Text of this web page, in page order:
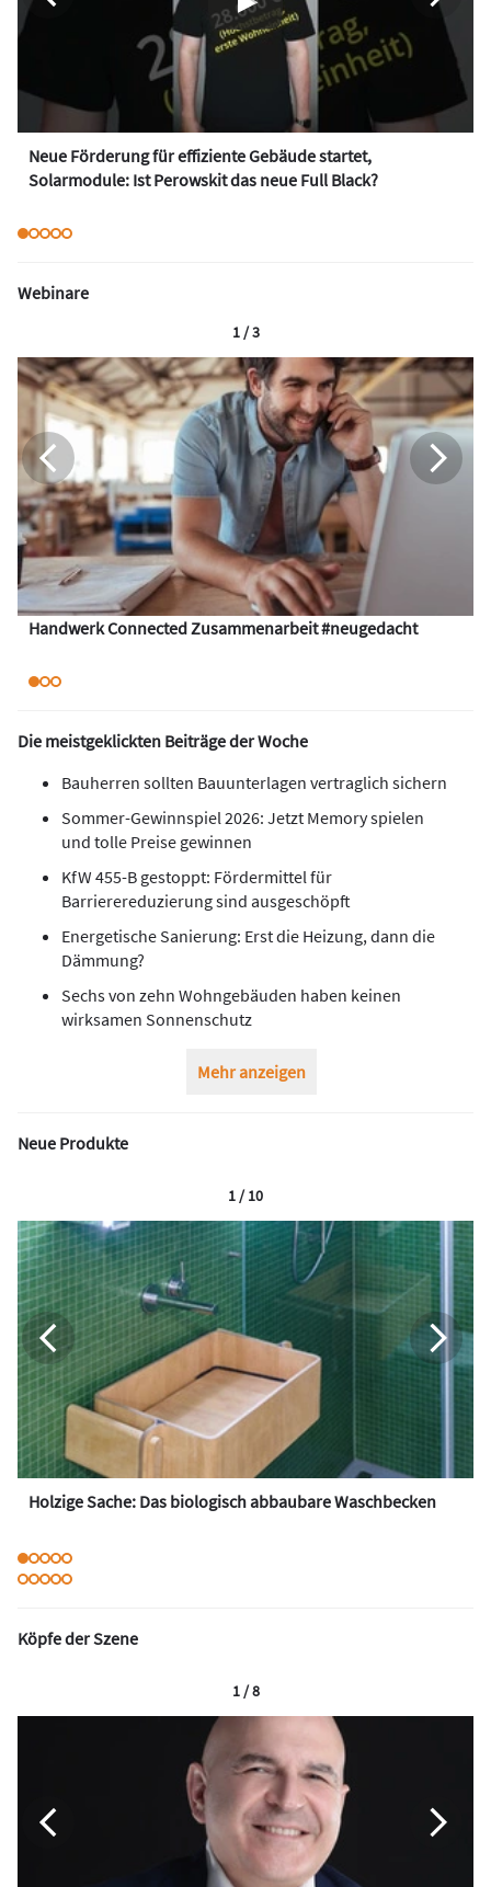
Neue Förderung für effiziente Gebäude startet,
Solarmodule: Ist Perowskit das neue Full Black?
Webinare
Handwerk Connected Zusammenarbeit #neugedacht
1 / 3
Die meistgeklickten Beiträge der Woche
Bauherren sollten Bauunterlagen vertraglich sichern
Sommer-Gewinnspiel 2026: Jetzt Memory spielen
und tolle Preise gewinnen
KfW 455-B gestoppt: Fördermittel für
Barrierereduzierung sind ausgeschöpft
Energetische Sanierung: Erst die Heizung, dann die
Dämmung?
Sechs von zehn Wohngebäuden haben keinen
wirksamen Sonnenschutz
Mehr anzeigen
Neue Produkte
Holzige Sache: Das biologisch abbaubare Waschbecken
1 / 10
Köpfe der Szene
1 / 8